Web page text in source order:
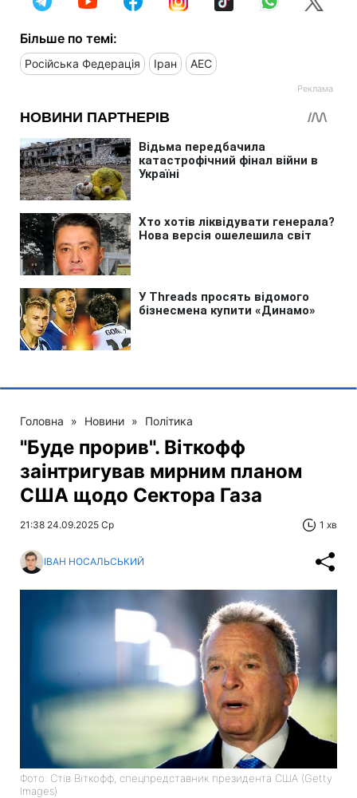
Більше по темі:
Російська Федерація Іран АЕС
Головна » Новини » Політика
"Буде прорив". Віткофф
заінтригував мирним планом
США щодо Сектора Газа
21:38 24.09.2025 Ср 1 хв
ІВАН НОСАЛЬСЬКИЙ
Фото: Стів Віткофф, спецпредставник президента США (Getty
Images)